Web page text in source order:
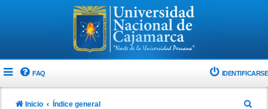
FAQ IDENTIFICARSE
Inicio Índice general